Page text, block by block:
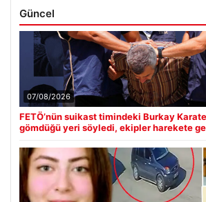
Güncel
07/08/2026
FETÖ’nün suikast timindeki Burkay
gömdüğü yeri söyledi, ekipler harekete